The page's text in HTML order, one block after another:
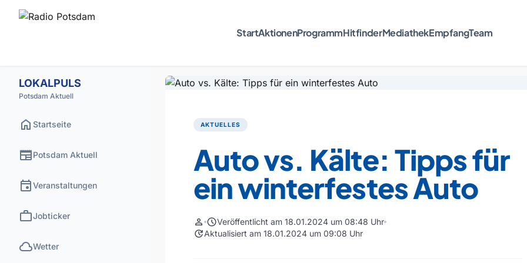
StartAktionenProgrammHitfinderMediathekEmpfangTeam
LOKALPULS
Potsdam Aktuell
home Startseite
newspaperPotsdam Aktuell
eventVeranstaltungen
workJobticker
cloudWetter
AKTUELLES
Auto vs. Kälte: Tipps für
ein winterfestes Auto
person scheduleVeröffentlicht am 18.01.2024 um 08:48 Uhr
updateAktualisiert am 18.01.2024 um 09:08 Uhr